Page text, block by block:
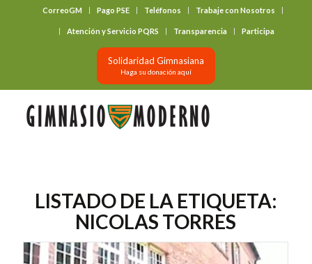
CorreoGM Pago PSE Teléfonos Trabaje con Nosotros
Atención y Servicio PQRS Transparencia Participa
Solidaridad Gimnasiana
Haga su donación aquí
LISTADO DE LA ETIQUETA:
NICOLAS TORRES